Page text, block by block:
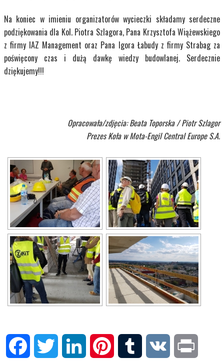
Na koniec w imieniu organizatorów wycieczki składamy serdeczne
podziękowania dla Kol. Piotra Szlagora, Pana Krzysztofa Wiążewskiego
z firmy IAZ Management oraz Pana Igora Łabudy z firmy Strabag za
poświęcony czas i dużą dawkę wiedzy budowlanej. Serdecznie
dziękujemy!!!
Opracowała/zdjęcia: Beata Toporska / Piotr Szlagor
Prezes Koła w Mota-Engil Central Europe S.A.
Facebook Twitter LinkedIn Pinterest Tumblr VK